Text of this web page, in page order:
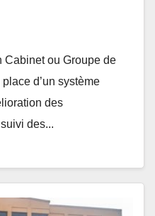
Cabinet ou Groupe de
d’un système
des
des...